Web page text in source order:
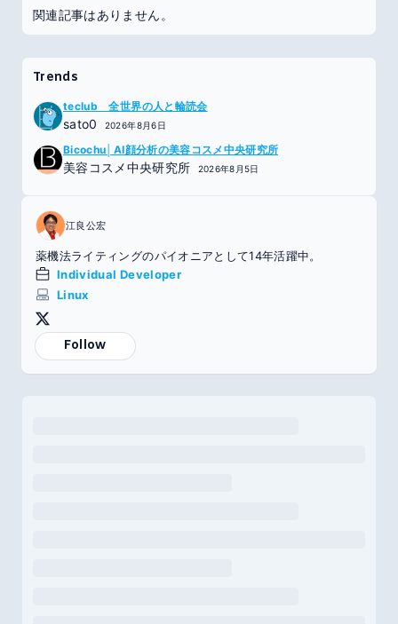
関連記事はありません。
Trends
teclub 全世界の人と輪読会
sato0 2026年8月6日
Bicochu│AI顔分析の美容コスメ中央研究所
美容コスメ中央研究所 2026年8月5日
江良公宏
薬機法ライティングのパイオニアとして14年活躍中。
Individual Developer
Linux
Follow